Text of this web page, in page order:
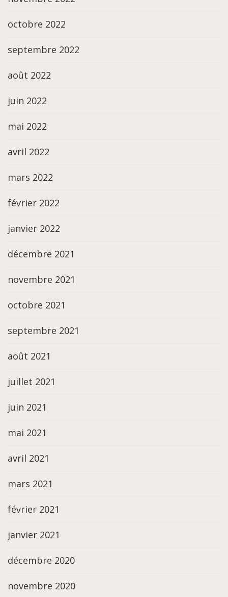
octobre 2022
septembre 2022
août 2022
juin 2022
mai 2022
avril 2022
mars 2022
février 2022
janvier 2022
décembre 2021
novembre 2021
octobre 2021
septembre 2021
août 2021
juillet 2021
juin 2021
mai 2021
avril 2021
mars 2021
février 2021
janvier 2021
décembre 2020
novembre 2020